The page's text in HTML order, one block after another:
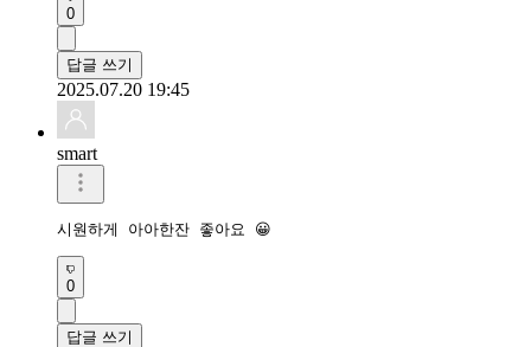
0
답글 쓰기
2025.07.20 19:45
smart
시원하게 아아한잔 좋아요 😀
0
답글 쓰기